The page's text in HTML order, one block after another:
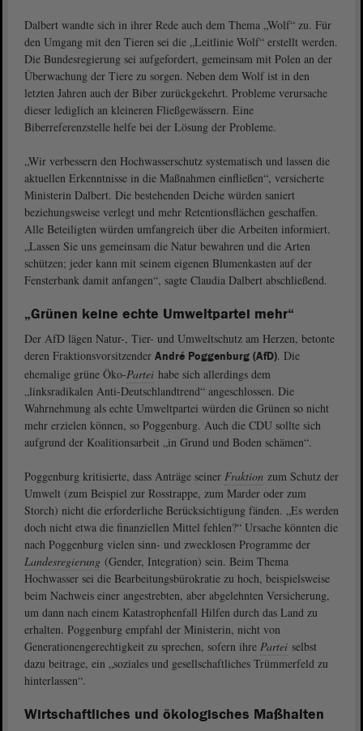
Dalbert wandte sich in ihrer Rede auch dem Thema „Wolf“ zu. Für
den Umgang mit den Tieren sei die „Leitlinie Wolf“ erstellt werden.
Die Bundesregierung sei aufgefordert, gemeinsam mit Polen an der
Überwachung der Tiere zu sorgen. Neben dem Wolf ist in den
letzten Jahren auch der Biber zurückgekehrt. Probleme verursache
dieser lediglich an kleineren Fließgewässern. Eine
Biberreferenzstelle helfe bei der Lösung der Probleme.
„Wir verbessern den Hochwasserschutz systematisch und lassen die
aktuellen Erkenntnisse in die Maßnahmen einfließen“, versicherte
Ministerin Dalbert. Die bestehenden Deiche würden saniert
beziehungsweise verlegt und mehr Retentionsflächen geschaffen.
Alle Beteiligten würden umfangreich über die Arbeiten informiert.
„Lassen Sie uns gemeinsam die Natur bewahren und die Arten
schützen; jeder kann mit seinem eigenen Blumenkasten auf der
Fensterbank damit anfangen“, sagte Claudia Dalbert abschließend.
„Grünen keine echte Umweltpartei mehr“
Der AfD lägen Natur-, Tier- und Umweltschutz am Herzen, betonte
deren Fraktionsvorsitzender André Poggenburg (AfD). Die
ehemalige grüne Öko-Partei habe sich allerdings dem
„linksradikalen Anti-Deutschlandtrend“ angeschlossen. Die
Wahrnehmung als echte Umweltpartei würden die Grünen so nicht
mehr erzielen können, so Poggenburg. Auch die CDU sollte sich
aufgrund der Koalitionsarbeit „in Grund und Boden schämen“.
Poggenburg kritisierte, dass Anträge seiner Fraktion zum Schutz der
Umwelt (zum Beispiel zur Rosstrappe, zum Marder oder zum
Storch) nicht die erforderliche Berücksichtigung fänden. „Es werden
doch nicht etwa die finanziellen Mittel fehlen?“ Ursache könnten die
nach Poggenburg vielen sinn- und zwecklosen Programme der
Landesregierung (Gender, Integration) sein. Beim Thema
Hochwasser sei die Bearbeitungsbürokratie zu hoch, beispielsweise
beim Nachweis einer angestrebten, aber abgelehnten Versicherung,
um dann nach einem Katastrophenfall Hilfen durch das Land zu
erhalten. Poggenburg empfahl der Ministerin, nicht von
Generationengerechtigkeit zu sprechen, sofern ihre Partei selbst
dazu beitrage, ein „soziales und gesellschaftliches Trümmerfeld zu
hinterlassen“.
Wirtschaftliches und ökologisches Maßhalten